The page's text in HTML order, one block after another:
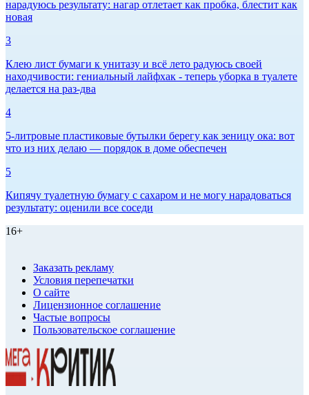
нарадуюсь результату: нагар отлетает как пробка, блестит как
новая
3
Клею лист бумаги к унитазу и всё лето радуюсь своей
находчивости: гениальный лайфхак - теперь уборка в туалете
делается на раз-два
4
5-литровые пластиковые бутылки берегу как зеницу ока: вот
что из них делаю — порядок в доме обеспечен
5
Кипячу туалетную бумагу с сахаром и не могу нарадоваться
результату: оценили все соседи
16+
Заказать рекламу
Условия перепечатки
О сайте
Лицензионное соглашение
Частые вопросы
Пользовательское соглашение